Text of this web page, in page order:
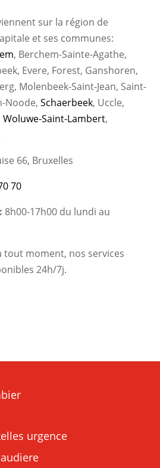
sur la région de
et ses communes:
, Berchem-Sainte-Agathe,
Evere, Forest, Ganshoren,
Molenbeek-Saint-Jean, Saint-
Noode,Schaerbeek, Uccle,
Woluwe-Saint-Lambert,
66, Bruxelles
70
8h00-17h00 du lundi au
tout moment, nos services
24h/7j.
urgence